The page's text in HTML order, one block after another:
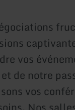
vos
de notre
vos